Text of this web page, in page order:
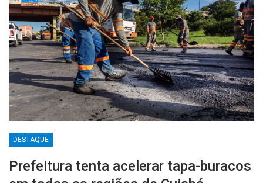
DESTAQUE
Prefeitura tenta acelerar tapa-buracos